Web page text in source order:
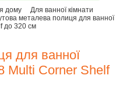
дому
Для ванної кімнати
металева полиця для ванної
до 320 см
для ванної
Multi Corner Shelf